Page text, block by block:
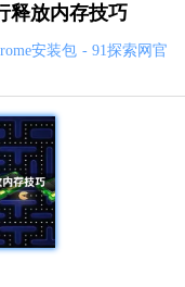
释放内存技巧
安装包 - 91探索网官